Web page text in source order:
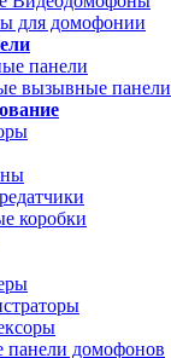
для домофонии
панели
вызывные панели
коробки
домофонов